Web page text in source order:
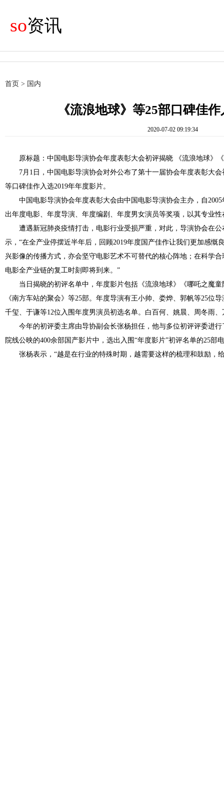
so资讯
首页 > 国内
《流浪地球》等25部口碑佳
2020-07-02 09:19:34
原标题：中国电影导演协会年度表彰大会初评揭晓 《流浪地球》
7月1日，中国电影导演协会对外公布了第十一届协会年度表彰大
等口碑佳作入选2019年年度影片。
中国电影导演协会年度表彰大会由中国电影导演协会主办，自
出年度电影、年度导演、年度编剧、年度男女演员等奖项，以其专业
遭遇新冠肺炎疫情打击，电影行业受损严重，对此，导演协会在
示，“在全产业停摆近半年后，回顾2019年度国产佳作让我们更加感慨
兴影像的传播方式，亦会坚守电影艺术不可替代的核心阵地；在科学
电影全产业链的复工时刻即将到来。”
当日揭晓的初评名单中，年度影片包括《流浪地球》《哪吒之魔
《南方车站的聚会》等25部。年度导演有王小帅、娄烨、郭帆等25位
千玺、于谦等12位入围年度男演员初选名单。白百何、姚晨、周冬雨
今年的初评委主席由导协副会长张杨担任，他与多位初评评委进
院线公映的400余部国产影片中，选出入围“年度影片”初评名单的25部
张杨表示，“越是在行业的特殊时期，越需要这样的梳理和鼓励，